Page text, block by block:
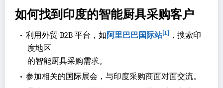
如何找到印度的智能厨具采购客户
• 利用外贸 B2B 平台，如阿里巴巴国际站[1]
，搜索印
度地区
的智能厨具采购需求。
• 参加相关的国际展会，与印度采购商面对面交流。